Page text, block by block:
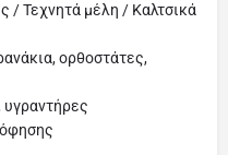
/ Τεχνητά μέλη / Καλτσικά
ορθοστάτες,
υγραντήρες